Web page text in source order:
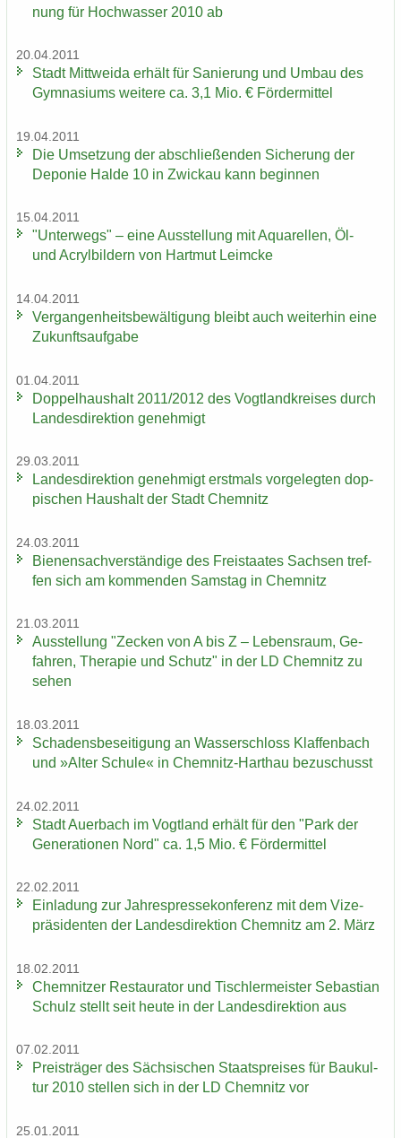
nung für Hoch­was­ser 2010 ab
20.04.2011
Stadt Mitt­wei­da er­hält für Sa­nie­rung und Umbau des
Gym­na­si­ums wei­te­re ca. 3,1 Mio. € För­der­mit­tel
19.04.2011
Die Um­set­zung der ab­schlie­ßen­den Si­che­rung der
De­po­nie Halde 10 in Zwi­ckau kann be­gin­nen
15.04.2011
"Un­ter­wegs" – eine Aus­stel­lung mit Aqua­rel­len, Öl-
und Acryl­bil­dern von Hart­mut Leim­cke
14.04.2011
Ver­gan­gen­heits­be­wäl­ti­gung bleibt auch wei­ter­hin eine
Zu­kunfts­auf­ga­be
01.04.2011
Dop­pel­haus­halt 2011/2012 des Vogt­land­krei­ses durch
Lan­des­di­rek­ti­on ge­neh­migt
29.03.2011
Lan­des­di­rek­ti­on ge­neh­migt erst­mals vor­ge­leg­ten dop­
pi­schen Haus­halt der Stadt Chem­nitz
24.03.2011
Bie­nen­sach­ver­stän­di­ge des Frei­staa­tes Sach­sen tref­
fen sich am kom­men­den Sams­tag in Chem­nitz
21.03.2011
Aus­stel­lung "Ze­cken von A bis Z – Le­bens­raum, Ge­
fah­ren, The­ra­pie und Schutz" in der LD Chem­nitz zu
sehen
18.03.2011
Scha­dens­be­sei­ti­gung an Was­ser­schloss Klaf­fen­bach
und »Alter Schu­le« in Chemnitz-​Harthau be­zu­schusst
24.02.2011
Stadt Au­er­bach im Vogt­land er­hält für den "Park der
Ge­ne­ra­tio­nen Nord" ca. 1,5 Mio. € För­der­mit­tel
22.02.2011
Ein­la­dung zur Jah­res­pres­se­kon­fe­renz mit dem Vi­ze­
prä­si­den­ten der Lan­des­di­rek­ti­on Chem­nitz am 2. März
18.02.2011
Chem­nit­zer Re­stau­ra­tor und Tisch­ler­meis­ter Se­bas­ti­an
Schulz stellt seit heute in der Lan­des­di­rek­ti­on aus
07.02.2011
Preis­trä­ger des Säch­si­schen Staats­prei­ses für Bau­kul­
tur 2010 stel­len sich in der LD Chem­nitz vor
25.01.2011